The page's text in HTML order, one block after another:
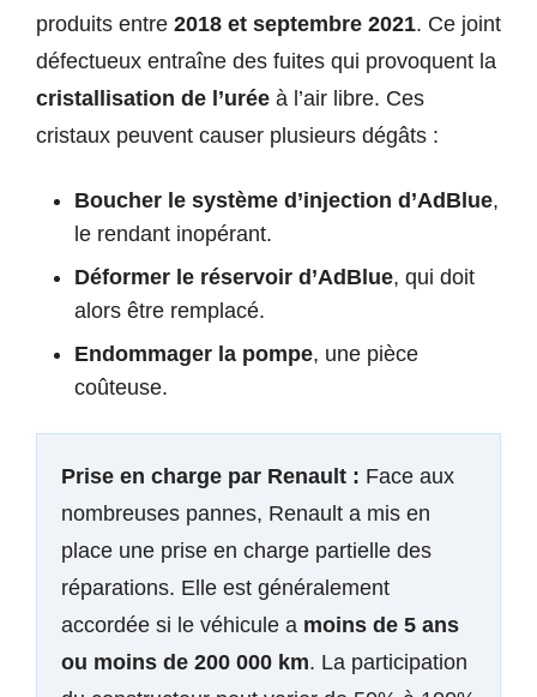
produits entre 2018 et septembre 2021. Ce joint
défectueux entraîne des fuites qui provoquent la
cristallisation de l’urée à l’air libre. Ces
cristaux peuvent causer plusieurs dégâts :
Boucher le système d’injection d’AdBlue,
le rendant inopérant.
Déformer le réservoir d’AdBlue, qui doit
alors être remplacé.
Endommager la pompe, une pièce
coûteuse.
Prise en charge par Renault : Face aux
nombreuses pannes, Renault a mis en
place une prise en charge partielle des
réparations. Elle est généralement
accordée si le véhicule a moins de 5 ans
ou moins de 200 000 km. La participation